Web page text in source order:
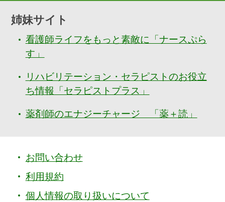
姉妹サイト
看護師ライフをもっと素敵に「ナースぷら
す」
リハビリテーション・セラピストのお役立
ち情報「セラピストプラス」
薬剤師のエナジーチャージ 「薬＋読」
お問い合わせ
利用規約
個人情報の取り扱いについて